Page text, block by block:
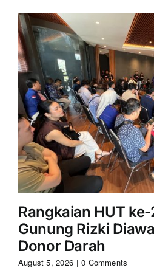
Rangkaian HUT ke-
Gunung Rizki
Donor Darah
August 5, 2026 | 0 Comments